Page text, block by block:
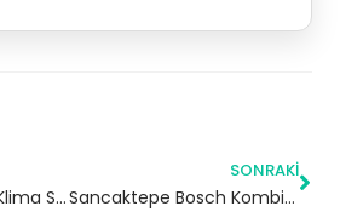
Arnavutköy Vestel Klima Servisi – 7/24 Klima Tamiri – Klima Bakımı
SONRAKI
Sancaktepe Bosch Kombi Servisi – Yetkili Servis